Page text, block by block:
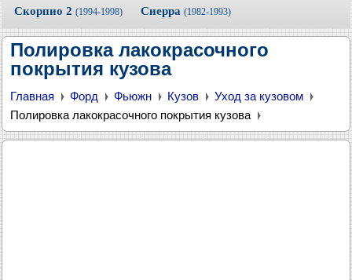
Скорпио 2 (1994-1998) Сиерра (1982-1993)
Полировка лакокрасочного
покрытия кузова
Главная Форд Фьюжн Кузов
Уход за кузовом
Полировка лакокрасочного покрытия кузова